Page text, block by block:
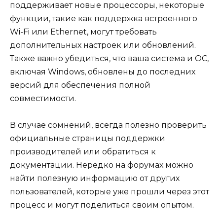
поддерживает новые процессоры, некоторые
функции, такие как поддержка встроенного
Wi-Fi или Ethernet, могут требовать
дополнительных настроек или обновлений.
Также важно убедиться, что ваша система и ОС,
включая Windows, обновлены до последних
версий для обеспечения полной
совместимости.
В случае сомнений, всегда полезно проверить
официальные страницы поддержки
производителей или обратиться к
документации. Нередко на форумах можно
найти полезную информацию от других
пользователей, которые уже прошли через этот
процесс и могут поделиться своим опытом.